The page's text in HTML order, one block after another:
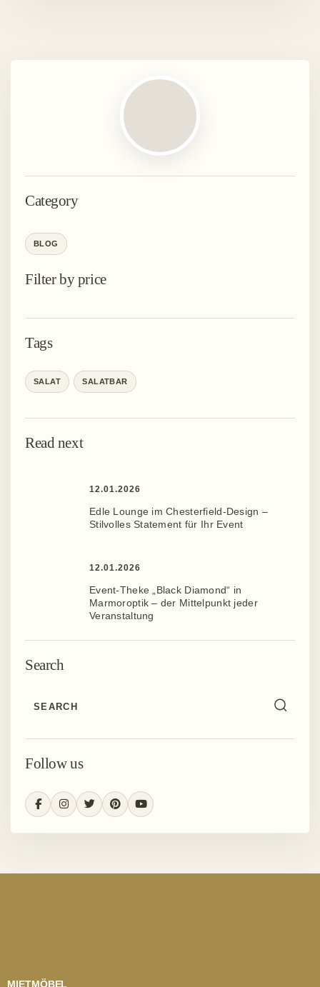
Category
BLOG
Filter by price
Tags
SALAT SALATBAR
Read next
12.01.2026
Edle Lounge im Chesterfield-Design –
Stilvolles Statement für Ihr Event ️
12.01.2026
Event-Theke „Black Diamond“ in
Marmoroptik – der Mittelpunkt jeder
Veranstaltung
Search
Follow us
MIETMÖBEL